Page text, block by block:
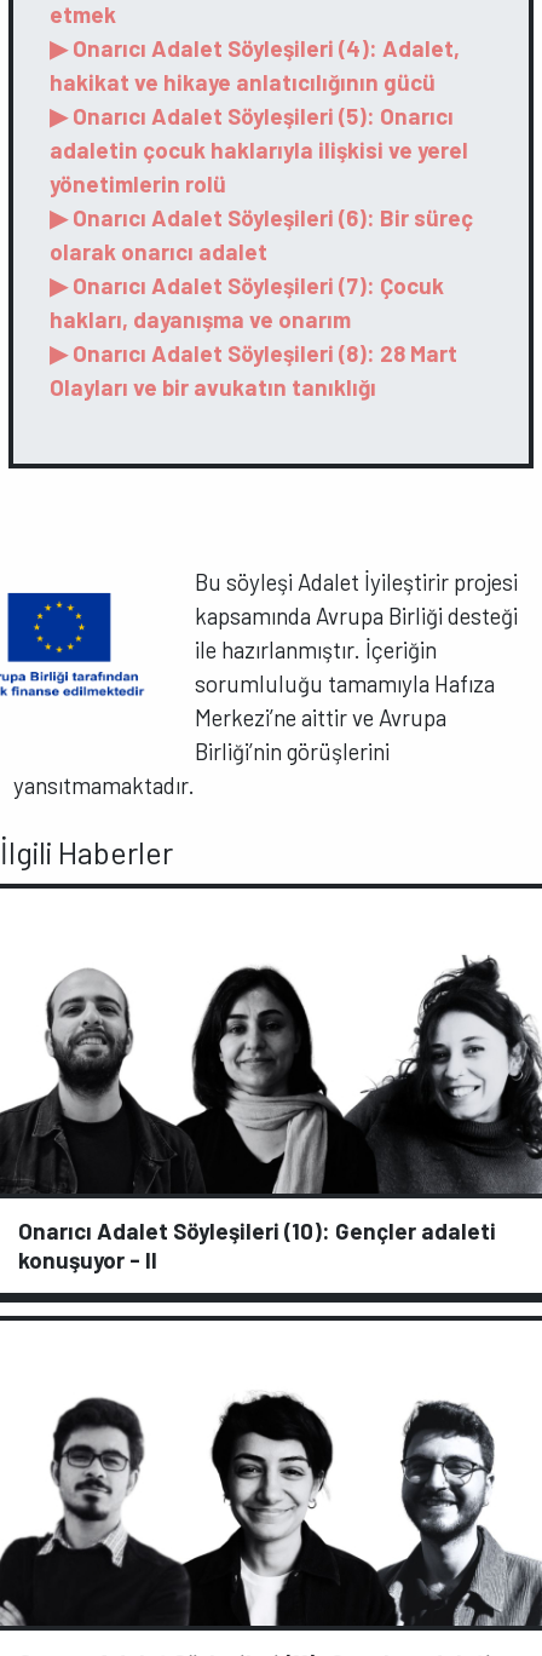
etmek
▶ Onarıcı Adalet Söyleşileri (4): Adalet,
hakikat ve hikaye anlatıcılığının gücü
▶ Onarıcı Adalet Söyleşileri (5): Onarıcı
adaletin çocuk haklarıyla ilişkisi ve yerel
yönetimlerin rolü
▶ Onarıcı Adalet Söyleşileri (6): Bir süreç
olarak onarıcı adalet
▶ Onarıcı Adalet Söyleşileri (7): Çocuk
hakları, dayanışma ve onarım
▶ Onarıcı Adalet Söyleşileri (8): 28 Mart
Olayları ve bir avukatın tanıklığı
Bu söyleşi Adalet İyileştirir projesi
kapsamında Avrupa Birliği desteği
ile hazırlanmıştır. İçeriğin
sorumluluğu tamamıyla Hafıza
Merkezi’ne aittir ve Avrupa
Birliği’nin görüşlerini
yansıtmamaktadır.
İlgili Haberler
Onarıcı Adalet Söyleşileri (10): Gençler adaleti
konuşuyor - II